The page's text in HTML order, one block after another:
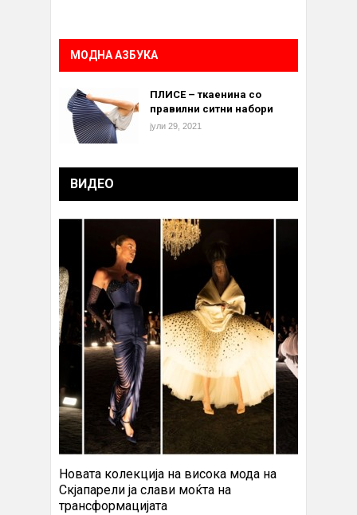
МОДНА АЗБУКА
ПЛИСЕ – ткаенина со
правилни ситни набори
јули 29, 2021
ВИДЕО
Новата колекција на висока мода на
Скјапарели ја слави моќта на
трансформацијата